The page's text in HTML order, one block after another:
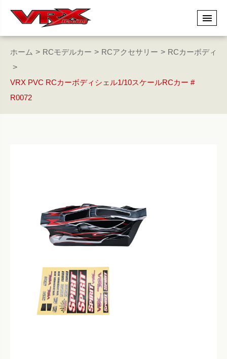
ホーム RCモデルカー RCアクセサリー RCカーボディ
VRX PVC RCカーボディシェル1/10スケールRCカー #
R0072